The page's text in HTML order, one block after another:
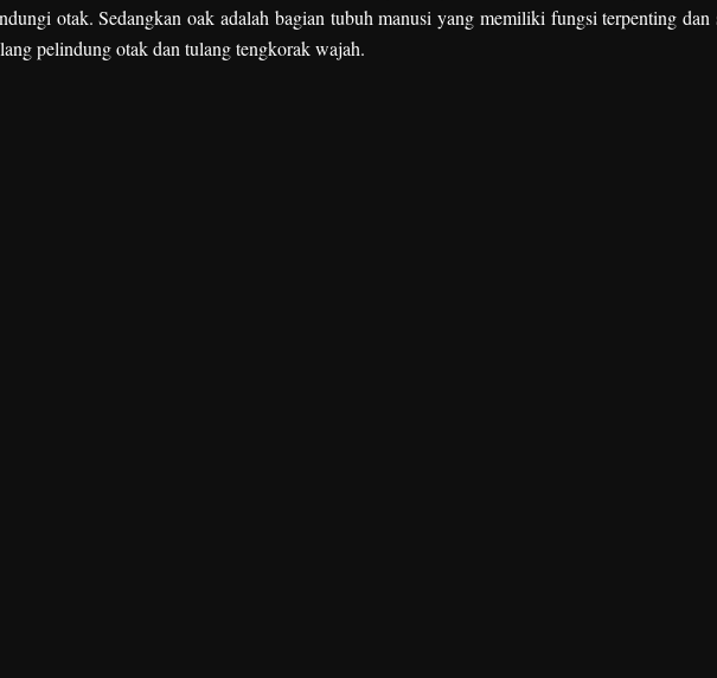
otak. Sedangkan oak adalah bagian tubuh manusi yang memiliki fungsi terpenting dan
pelindung otak dan tulang tengkorak wajah.